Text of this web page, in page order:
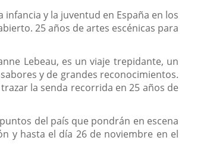
y la juventud en España en los
25 años de artes escénicas para
Lebeau, es un viaje trepidante, un
y de grandes reconocimientos.
la senda recorrida en 25 años de
del país que pondrán en escena
y hasta el día 26 de noviembre en el